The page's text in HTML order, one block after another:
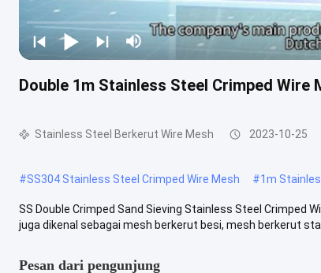
Double 1m Stainless Steel Crimped Wire
Stainless Steel Berkerut Wire Mesh 2023-10-25
#SS304 Stainless Steel Crimped Wire Mesh #1m
SS Double Crimped Sand Sieving Stainless Steel Crimped
juga dikenal sebagai mesh berkerut besi, mesh berkerut
Pesan dari pengunjung